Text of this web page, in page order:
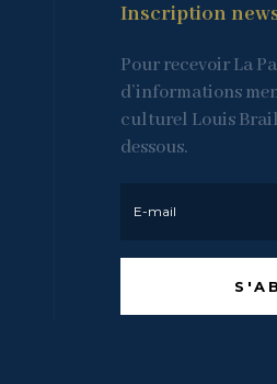
Inscription
Pour recevoir La
d’informations
culturel Louis
dessous.